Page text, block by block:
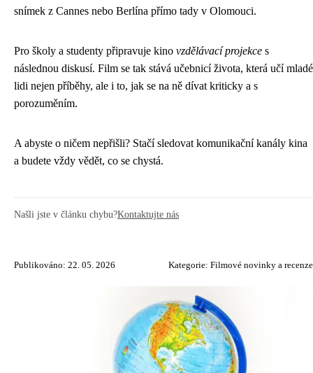
snímek z Cannes nebo Berlína přímo tady v Olomouci.
Pro školy a studenty připravuje kino vzdělávací projekce s
následnou diskusí. Film se tak stává učebnicí života, která učí mladé
lidi nejen příběhy, ale i to, jak se na ně dívat kriticky a s
porozuměním.
A abyste o ničem nepřišli? Stačí sledovat komunikační kanály kina
a budete vždy vědět, co se chystá.
Našli jste v článku chybu?Kontaktujte nás
Publikováno: 22. 05. 2026 Kategorie: Filmové novinky a recenze